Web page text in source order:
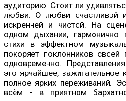
аудиторию. Стоит ли
любви. О любви счастливой
искренней и чистой. На
одном дыхании, гармонично
стихи в эффектном
покоряет поклонников своей
одновременно.
это ярчайшее,
полное ярких переживаний.
всём - в приятном